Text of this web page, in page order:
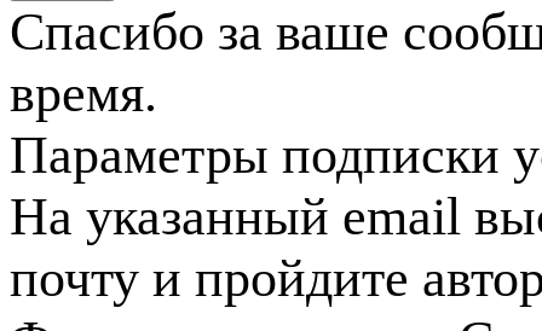
Спасибо за ваше
время.
Параметры подписки
На указанный email
почту и пройдите